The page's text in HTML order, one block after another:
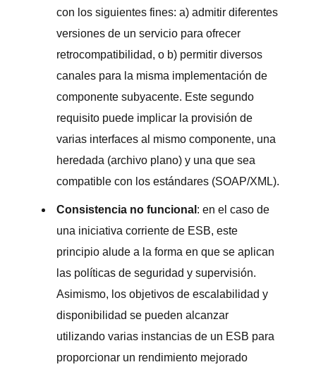
con los siguientes fines: a) admitir diferentes
versiones de un servicio para ofrecer
retrocompatibilidad, o b) permitir diversos
canales para la misma implementación de
componente subyacente. Este segundo
requisito puede implicar la provisión de
varias interfaces al mismo componente, una
heredada (archivo plano) y una que sea
compatible con los estándares (SOAP/XML).
Consistencia no funcional : en el caso de
una iniciativa corriente de ESB, este
principio alude a la forma en que se aplican
las políticas de seguridad y supervisión.
Asimismo, los objetivos de escalabilidad y
disponibilidad se pueden alcanzar
utilizando varias instancias de un ESB para
proporcionar un rendimiento mejorado